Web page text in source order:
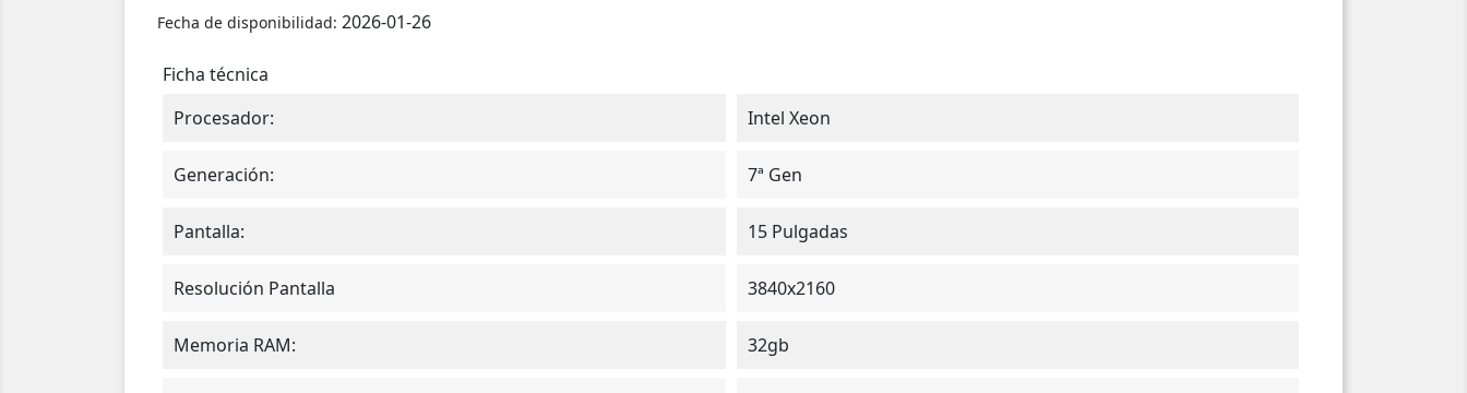
Fecha de disponibilidad: 2026-01-26
Ficha técnica
Procesador:
Intel Xeon
Generación: 7ª Gen
Pantalla: 15 Pulgadas
Resolución Pantalla 3840x2160
Memoria RAM: 32gb